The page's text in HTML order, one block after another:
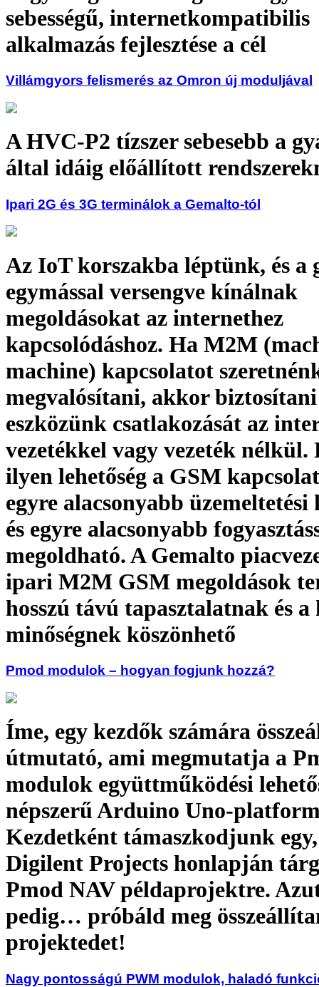
sebességű, internetkompatibilis
alkalmazás fejlesztése a cél
Villámgyors felismerés az Omron új moduljával
A HVC-P2 tízszer sebesebb a
által idáig előállított
Ipari 2G és 3G terminálok a Gemalto-tól
Az IoT korszakba léptünk, és a
egymással versengve kínálnak
megoldásokat az internethez
kapcsolódáshoz. Ha M2M
machine) kapcsolatot
megvalósítani, akkor
eszközünk csatlakozását az
vezetékkel vagy vezeték nélkül.
ilyen lehetőség a GSM
egyre alacsonyabb üzemeltetési
és egyre alacsonyabb
megoldható. A Gemalto
ipari M2M GSM megoldások
hosszú távú tapasztalatnak és
minőségnek köszönhető
Pmod modulok – hogyan fogjunk hozzá?
Íme, egy kezdők számára
útmutató, ami megmutatja a
modulok együttműködési
népszerű Arduino Uno-
Kezdetként támaszkodjunk
Digilent Projects honlapján
Pmod NAV példaprojektre.
pedig… próbáld meg
projektedet!
Nagy pontosságú PWM modulok, haladó